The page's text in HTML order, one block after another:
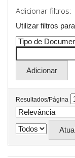
Adicionar filtros:
Utilizar filtros
Resultados/Página